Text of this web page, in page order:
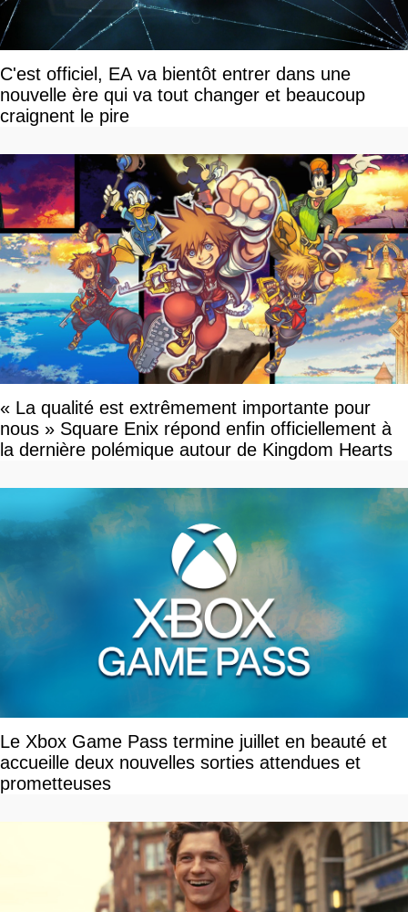
C'est officiel, EA va bientôt entrer dans une
nouvelle ère qui va tout changer et beaucoup
craignent le pire
« La qualité est extrêmement importante pour
nous » Square Enix répond enfin officiellement à
la dernière polémique autour de Kingdom Hearts
Le Xbox Game Pass termine juillet en beauté et
accueille deux nouvelles sorties attendues et
prometteuses